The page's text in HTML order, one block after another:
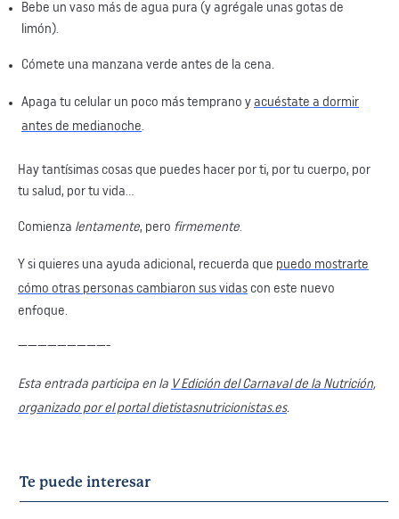
Bebe un vaso más de agua pura (y agrégale unas gotas de
limón).
Cómete una manzana verde antes de la cena.
Apaga tu celular un poco más temprano y acuéstate a dormir
antes de medianoche.
Hay tantísimas cosas que puedes hacer por ti, por tu cuerpo, por
tu salud, por tu vida…
Comienza lentamente, pero firmemente.
Y si quieres una ayuda adicional, recuerda que puedo mostrarte
cómo otras personas cambiaron sus vidas con este nuevo
enfoque.
—————————-
Esta entrada participa en la V Edición del Carnaval de la Nutrición,
organizado por el portal dietistasnutricionistas.es.
Te puede interesar